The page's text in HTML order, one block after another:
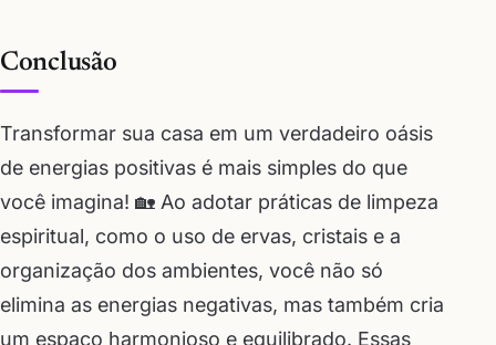
Conclusão
Transformar sua casa em um verdadeiro oásis
de energias positivas é mais simples do que
você imagina! 🏡 Ao adotar práticas de limpeza
espiritual, como o uso de ervas, cristais e a
organização dos ambientes, você não só
elimina as energias negativas, mas também cria
um espaço harmonioso e equilibrado. Essas